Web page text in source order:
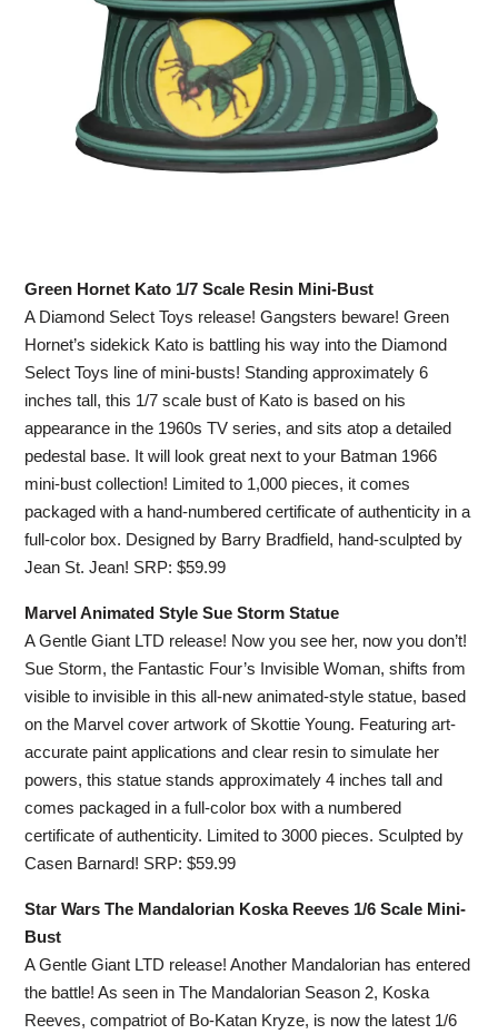
Green Hornet Kato 1/7 Scale Resin Mini-Bust
A Diamond Select Toys release! Gangsters beware! Green
Hornet’s sidekick Kato is battling his way into the Diamond
Select Toys line of mini-busts! Standing approximately 6
inches tall, this 1/7 scale bust of Kato is based on his
appearance in the 1960s TV series, and sits atop a detailed
pedestal base. It will look great next to your Batman 1966
mini-bust collection! Limited to 1,000 pieces, it comes
packaged with a hand-numbered certificate of authenticity in a
full-color box. Designed by Barry Bradfield, hand-sculpted by
Jean St. Jean! SRP: $59.99
Marvel Animated Style Sue Storm Statue
A Gentle Giant LTD release! Now you see her, now you don’t!
Sue Storm, the Fantastic Four’s Invisible Woman, shifts from
visible to invisible in this all-new animated-style statue, based
on the Marvel cover artwork of Skottie Young. Featuring art-
accurate paint applications and clear resin to simulate her
powers, this statue stands approximately 4 inches tall and
comes packaged in a full-color box with a numbered
certificate of authenticity. Limited to 3000 pieces. Sculpted by
Casen Barnard! SRP: $59.99
Star Wars The Mandalorian Koska Reeves 1/6 Scale Mini-
Bust
A Gentle Giant LTD release! Another Mandalorian has entered
the battle! As seen in The Mandalorian Season 2, Koska
Reeves, compatriot of Bo-Katan Kryze, is now the latest 1/6